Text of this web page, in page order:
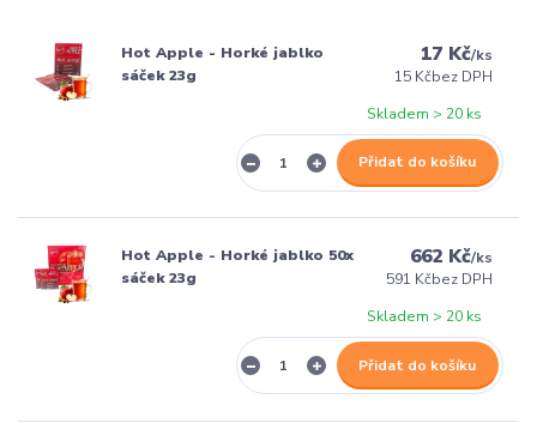
Hot Apple - Horké jablko
sáček 23g
17 Kč/ks
15 Kčbez DPH
Skladem > 20 ks
Přidat do košíku
Hot Apple - Horké jablko 50x
sáček 23g
662 Kč/ks
591 Kčbez DPH
Skladem > 20 ks
Přidat do košíku